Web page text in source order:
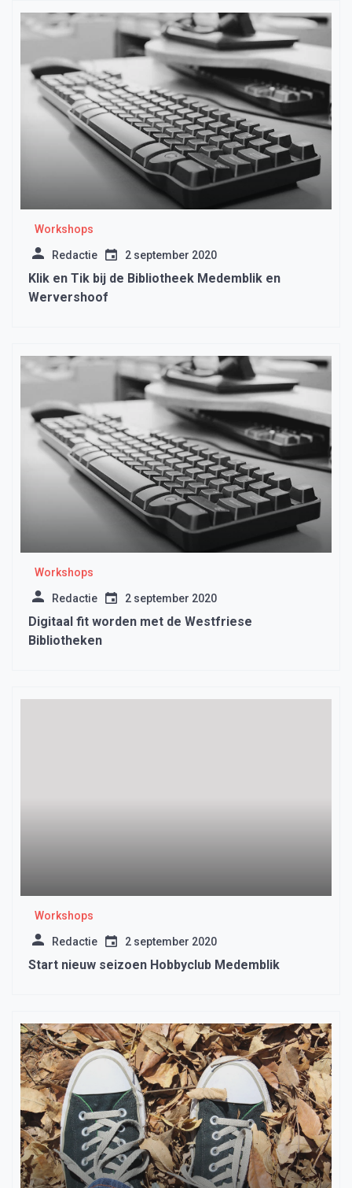
Workshops
Redactie 2 september 2020
Klik en Tik bij de Bibliotheek Medemblik en
Wervershoof
Workshops
Redactie 2 september 2020
Digitaal fit worden met de Westfriese
Bibliotheken
Workshops
Redactie 2 september 2020
Start nieuw seizoen Hobbyclub Medemblik